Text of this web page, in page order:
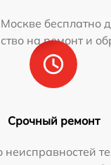
бесплатно
на ремонт и
Срочный ремонт
неисправностей